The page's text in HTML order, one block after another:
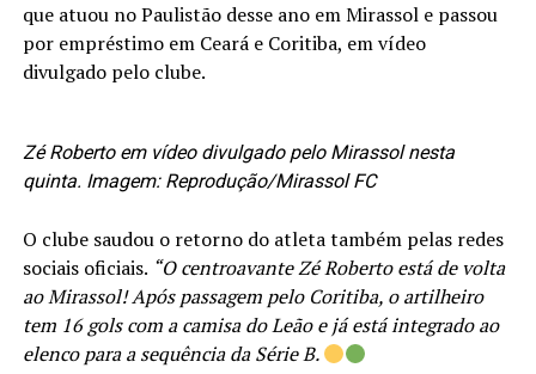
que atuou no Paulistão desse ano em Mirassol e passou
por empréstimo em Ceará e Coritiba, em vídeo
divulgado pelo clube.
Zé Roberto em vídeo divulgado pelo Mirassol nesta
quinta. Imagem: Reprodução/Mirassol FC
O clube saudou o retorno do atleta também pelas redes
sociais oficiais. “O centroavante Zé Roberto está de volta
ao Mirassol! Após passagem pelo Coritiba, o artilheiro
tem 16 gols com a camisa do Leão e já está integrado ao
elenco para a sequência da Série B.